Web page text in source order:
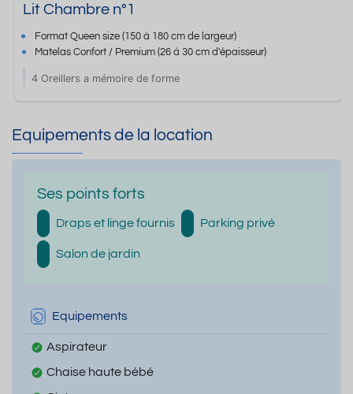
Lit Chambre n°1
FormatQueen size (150 à 180 cm de largeur)
Matelas Confort / Premium(26 à 30 cm d'épaisseur)
4 Oreillers a mémoire de forme
Equipements de la location
Ses points forts
Draps et linge fournis Parking privé
Salon de jardin
Equipements
Aspirateur
Chaise haute bébé